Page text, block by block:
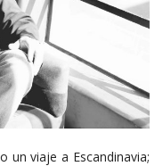
un viaje a Escandinavia;